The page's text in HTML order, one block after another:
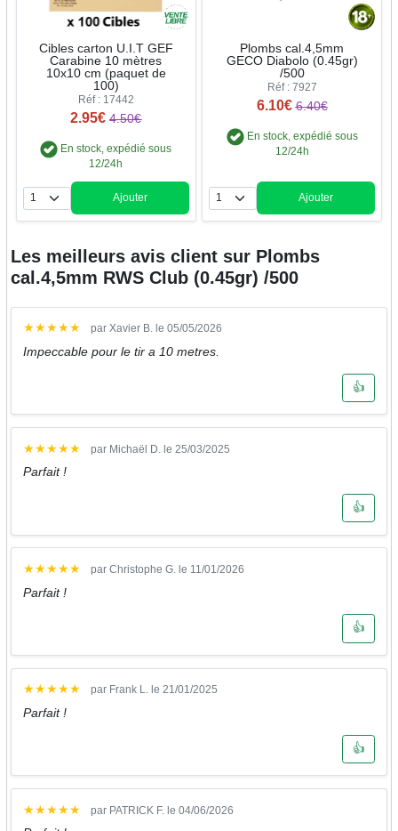
Cibles carton U.I.T GEF
Carabine 10 mètres
10x10 cm (paquet de
100)
Réf : 17442
2.95€ 4.50€
En stock, expédié sous
12/24h
Quantité
Ajouter
Plombs cal.4,5mm
GECO Diabolo (0.45gr)
/500
Réf : 7927
6.10€ 6.40€
En stock, expédié sous
12/24h
Quantité
Ajouter
Les meilleurs avis client sur Plombs
cal.4,5mm RWS Club (0.45gr) /500
★★★★★ par Xavier B. le 05/05/2026
Impeccable pour le tir a 10 metres.
👍
★★★★★ par Michaël D. le 25/03/2025
Parfait !
👍
★★★★★ par Christophe G. le 11/01/2026
Parfait !
👍
★★★★★ par Frank L. le 21/01/2025
Parfait !
👍
★★★★★ par PATRICK F. le 04/06/2026